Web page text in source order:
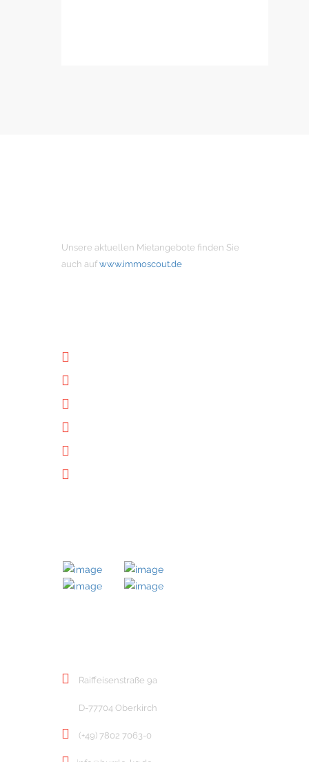
Unsere aktuellen Mietangebote finden Sie
auch auf www.immoscout.de
Raiffeisenstraße 9a
D-77704 Oberkirch
(+49) 7802 7063-0